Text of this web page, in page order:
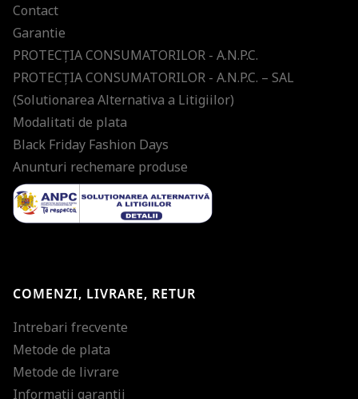
Contact
Garantie
PROTECŢIA CONSUMATORILOR - A.N.P.C.
PROTECŢIA CONSUMATORILOR - A.N.P.C. – SAL
(Solutionarea Alternativa a Litigiilor)
Modalitati de plata
Black Friday Fashion Days
Anunturi rechemare produse
COMENZI, LIVRARE, RETUR
Intrebari frecvente
Metode de plata
Metode de livrare
Informatii garantii